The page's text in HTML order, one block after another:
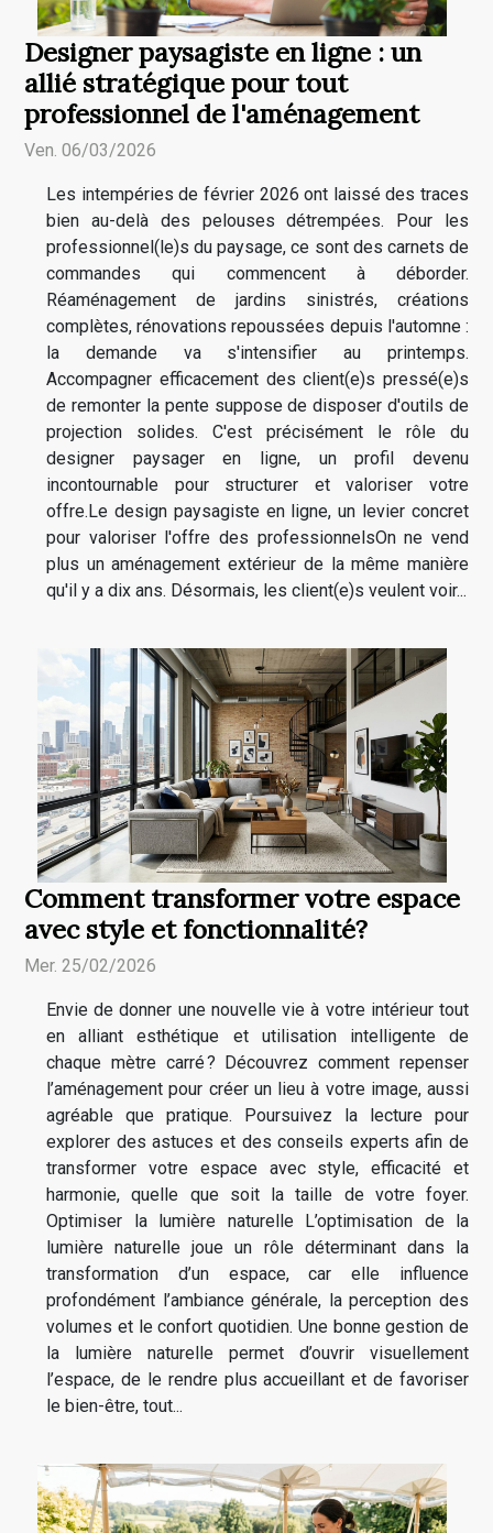
Designer paysagiste en ligne : un
allié stratégique pour tout
professionnel de l'aménagement
Ven. 06/03/2026
Les intempéries de février 2026 ont laissé des traces
bien au-delà des pelouses détrempées. Pour les
professionnel(le)s du paysage, ce sont des carnets de
commandes qui commencent à déborder.
Réaménagement de jardins sinistrés, créations
complètes, rénovations repoussées depuis l'automne :
la demande va s'intensifier au printemps.
Accompagner efficacement des client(e)s pressé(e)s
de remonter la pente suppose de disposer d'outils de
projection solides. C'est précisément le rôle du
designer paysager en ligne, un profil devenu
incontournable pour structurer et valoriser votre
offre.Le design paysagiste en ligne, un levier concret
pour valoriser l'offre des professionnelsOn ne vend
plus un aménagement extérieur de la même manière
qu'il y a dix ans. Désormais, les client(e)s veulent voir...
Comment transformer votre espace
avec style et fonctionnalité?
Mer. 25/02/2026
Envie de donner une nouvelle vie à votre intérieur tout
en alliant esthétique et utilisation intelligente de
chaque mètre carré ? Découvrez comment repenser
l’aménagement pour créer un lieu à votre image, aussi
agréable que pratique. Poursuivez la lecture pour
explorer des astuces et des conseils experts afin de
transformer votre espace avec style, efficacité et
harmonie, quelle que soit la taille de votre foyer.
Optimiser la lumière naturelle L’optimisation de la
lumière naturelle joue un rôle déterminant dans la
transformation d’un espace, car elle influence
profondément l’ambiance générale, la perception des
volumes et le confort quotidien. Une bonne gestion de
la lumière naturelle permet d’ouvrir visuellement
l’espace, de le rendre plus accueillant et de favoriser
le bien-être, tout...